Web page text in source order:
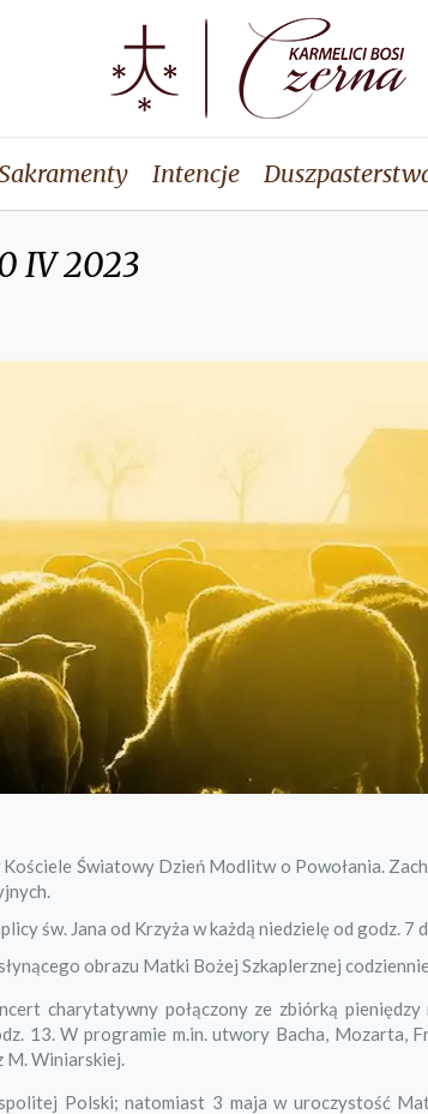
Intencje
IV 2023
Światowy Dzień Modlitw o Powołania.
św. Jana od Krzyża w każdą niedzielę od godz. 7
obrazu Matki Bożej Szkaplerznej
charytatywny połączony ze zbiórką
13. W programie m.in. utwory Bacha, Mozarta,
M. Winiarskiej.
Polski; natomiast 3 maja w uroczystość